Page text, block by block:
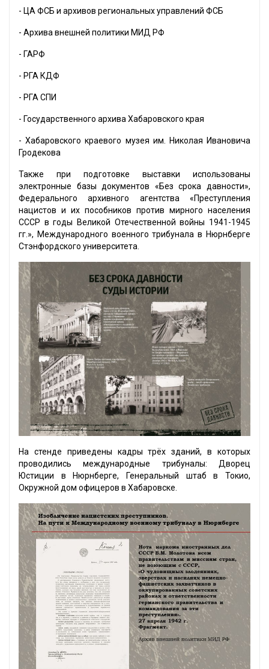
- ЦА ФСБ и архивов региональных управлений ФСБ
- Архива внешней политики МИД РФ
- ГАРФ
- РГА КДФ
- РГА СПИ
- Государственного архива Хабаровского края
- Хабаровского краевого музея им. Николая Ивановича
Гродекова
Также при подготовке выставки использованы
электронные базы документов «Без срока давности»,
Федерального архивного агентства «Преступления
нацистов и их пособников против мирного населения
СССР в годы Великой Отечественной войны 1941-1945
гг.», Международного военного трибунала в Нюрнберге
Стэнфордского университета.
На стенде приведены кадры трёх зданий, в которых
проводились международные трибуналы: Дворец
Юстиции в Нюрнберге, Генеральный штаб в Токио,
Окружной дом офицеров в Хабаровске.